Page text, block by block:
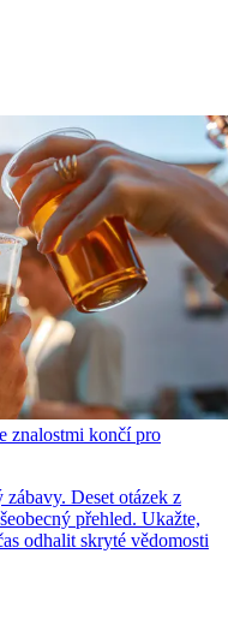
znalostmi končí pro
Deset otázek z
přehled. Ukažte,
odhalit skryté vědomosti